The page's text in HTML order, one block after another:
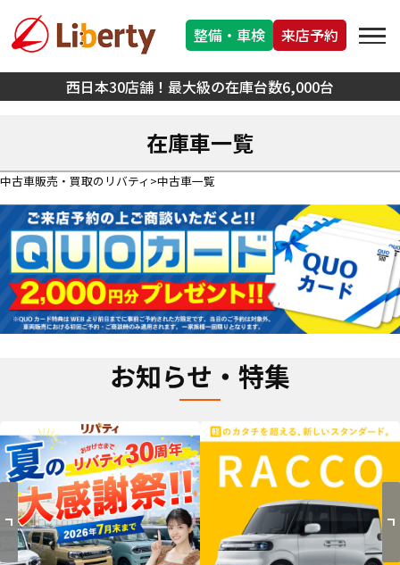
西日本30店舗！最大級の在庫台数6,000台
整備・車検 来店予約
在庫車一覧
中古車販売・買取のリバティ 中古車一覧
お知らせ・特集